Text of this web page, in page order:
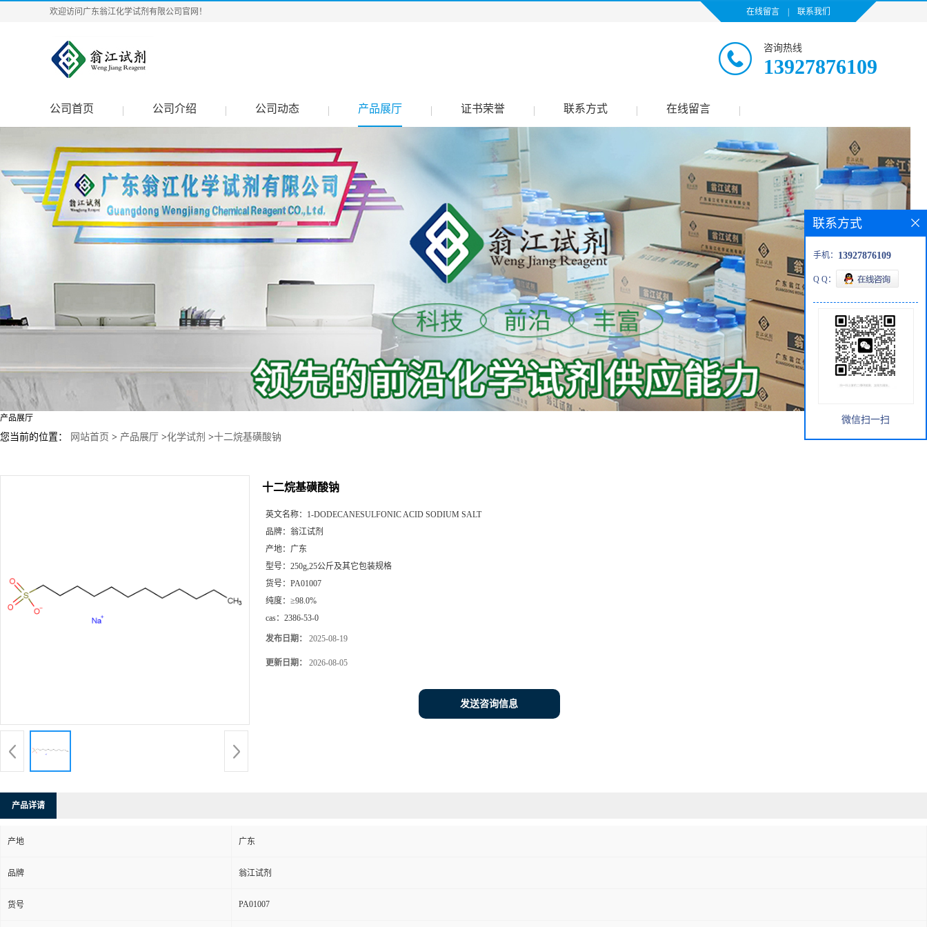
欢迎访问广东翁江化学试剂有限公司官网！ 在线留言 联系我们
咨询热线
13927876109
公司首页 公司介绍 公司动态 产品展厅 证书荣誉 联系方式 在线留言
产品展厅
您当前的位置： 网站首页 > 产品展厅 >化学试剂 >十二烷基磺酸钠
十二烷基磺酸钠
英文名称： 1-DODECANESULFONIC ACID SODIUM SALT
品牌： 翁江试剂
产地： 广东
型号： 250g,25公斤及其它包装规格
货号： PA01007
纯度： ≥98.0%
cas： 2386-53-0
发布日期： 2025-08-19
更新日期： 2026-08-05
发送咨询信息
产品详请
产地 广东
品牌 翁江试剂
货号 PA01007
联系方式
手机： 13927876109
Q Q：
微信扫一扫